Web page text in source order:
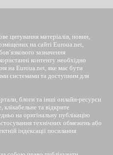
цитування матеріалів, новин,
на сайті Euroua.net,
зазначення
контенту необхідно
на Euroua.net, яке має бути
системами та доступним для
блоги та інші онлайн-ресурси
клікабельне та відкрите
на оригінальну публікацію
технічних обмежень або
індексації посилання